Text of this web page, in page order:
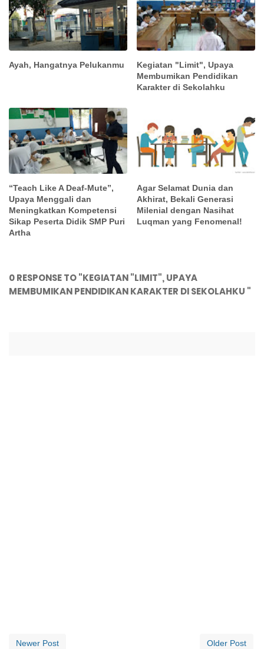
Ayah, Hangatnya Pelukanmu
Kegiatan "Limit", Upaya
Membumikan Pendidikan
Karakter di Sekolahku
“Teach Like A Deaf-Mute”,
Upaya Menggali dan
Meningkatkan Kompetensi
Sikap Peserta Didik SMP Puri
Artha
Agar Selamat Dunia dan
Akhirat, Bekali Generasi
Milenial dengan Nasihat
Luqman yang Fenomenal!
0 RESPONSE TO "KEGIATAN "LIMIT", UPAYA
MEMBUMIKAN PENDIDIKAN KARAKTER DI SEKOLAHKU "
Newer Post Older Post